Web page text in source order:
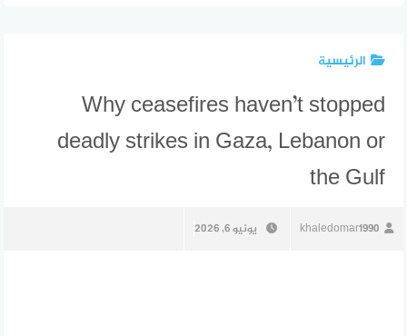
الرئيسية
Why ceasefires haven’t stopped
deadly strikes in Gaza, Lebanon or
the Gulf
khaledomar1990 يونيو 6, 2026